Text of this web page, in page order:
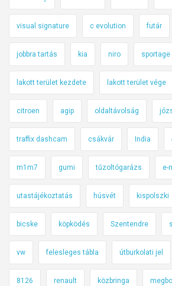
visual signature c evolution futár
jobbra tartás kia niro sportage
lakott terület kezdete lakott terület vége
citroen agip oldaltávolság
traffix dashcam csákvár India
m1m7 gumi tűzoltógarázs e-
utastájékoztatás húsvét kispolszki
bicske köpködés Szentendre
vw felesleges tábla útburkolati jel
8126 renault közbringa